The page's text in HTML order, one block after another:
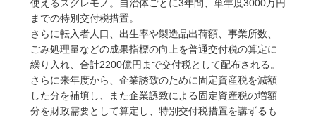
使えるスグレモノ。自治体ごとに3年間、単年度3000万円
までの特別交付税措置。
さらに転入者人口、出生率や製造品出荷額、事業所数、
ごみ処理量などの成果指標の向上を普通交付税の算定に
繰り入れ、合計2200億円まで交付税として配布される。
さらに来年度から、企業誘致のために固定資産税を減額
した分を補填し、また企業誘致による固定資産税の増額
分を財政需要として算定し、特別交付税措置を講ずるも